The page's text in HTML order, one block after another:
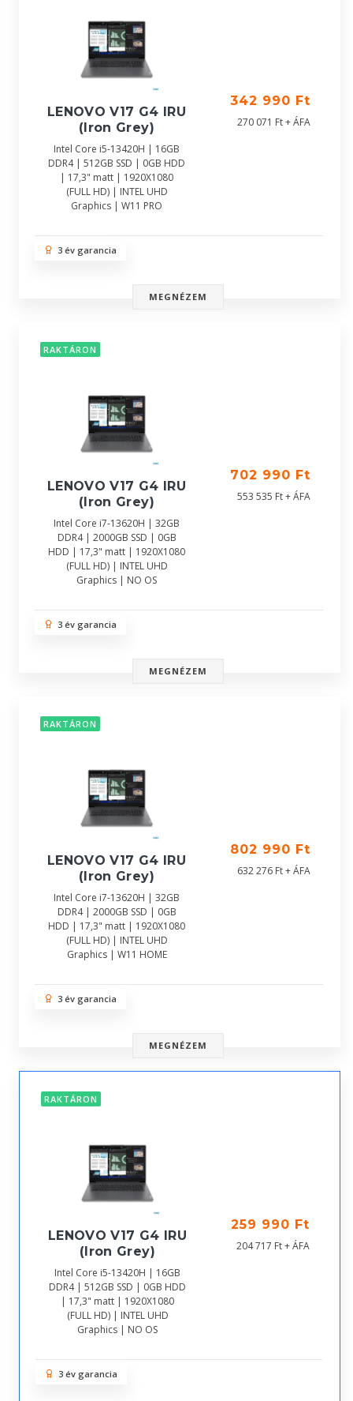
LENOVO V17 G4 IRU
(Iron Grey)
Intel Core i5-13420H | 16GB
DDR4 | 512GB SSD | 0GB HDD
| 17,3" matt | 1920X1080
(FULL HD) | INTEL UHD
Graphics | W11 PRO
342 990 Ft
270 071 Ft + ÁFA
3 év garancia
MEGNÉZEM
RAKTÁRON
LENOVO V17 G4 IRU
(Iron Grey)
Intel Core i7-13620H | 32GB
DDR4 | 2000GB SSD | 0GB
HDD | 17,3" matt | 1920X1080
(FULL HD) | INTEL UHD
Graphics | NO OS
702 990 Ft
553 535 Ft + ÁFA
3 év garancia
MEGNÉZEM
RAKTÁRON
LENOVO V17 G4 IRU
(Iron Grey)
Intel Core i7-13620H | 32GB
DDR4 | 2000GB SSD | 0GB
HDD | 17,3" matt | 1920X1080
(FULL HD) | INTEL UHD
Graphics | W11 HOME
802 990 Ft
632 276 Ft + ÁFA
3 év garancia
MEGNÉZEM
RAKTÁRON
LENOVO V17 G4 IRU
(Iron Grey)
Intel Core i5-13420H | 16GB
DDR4 | 512GB SSD | 0GB HDD
| 17,3" matt | 1920X1080
(FULL HD) | INTEL UHD
Graphics | NO OS
259 990 Ft
204 717 Ft + ÁFA
3 év garancia